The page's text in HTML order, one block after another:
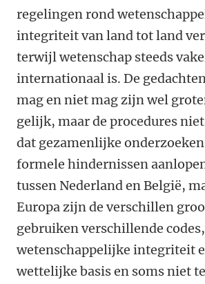
regelingen rond
integriteit van land tot land
terwijl wetenschap steeds
internationaal is. De
mag en niet mag zijn wel
gelijk, maar de procedures
dat gezamenlijke
formele hindernissen
tussen Nederland en België,
Europa zijn de verschillen
gebruiken verschillende
wetenschappelijke integriteit
wettelijke basis en soms niet